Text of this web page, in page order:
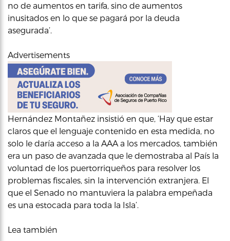
no de aumentos en tarifa, sino de aumentos
inusitados en lo que se pagará por la deuda
asegurada’.
Advertisements
Hernández Montañez insistió en que, ‘Hay que estar
claros que el lenguaje contenido en esta medida, no
solo le daría acceso a la AAA a los mercados, también
era un paso de avanzada que le demostraba al País la
voluntad de los puertorriqueños para resolver los
problemas fiscales, sin la intervención extranjera. El
que el Senado no mantuviera la palabra empeñada
es una estocada para toda la Isla’.
Lea también